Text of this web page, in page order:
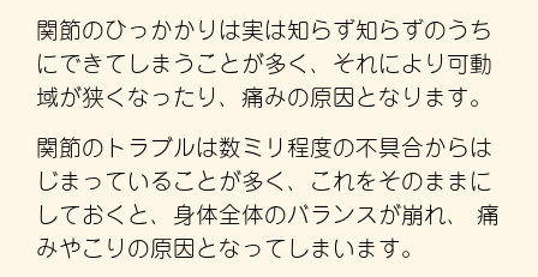
関節のひっかかりは実は知らず知らずのうち
にできてしまうことが多く、それにより可動
域が狭くなったり、痛みの原因となります。
関節のトラブルは数ミリ程度の不具合からは
じまっていることが多く、これをそのままに
しておくと、身体全体のバランスが崩れ、 痛
みやこりの原因となってしまいます。